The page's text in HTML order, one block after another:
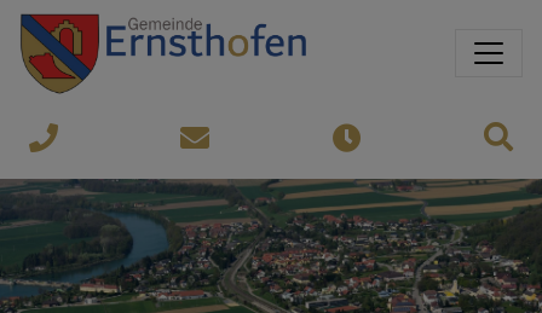
Sprungmarken
Springe direkt zu:
07435-
8450
Öffnungszeiten